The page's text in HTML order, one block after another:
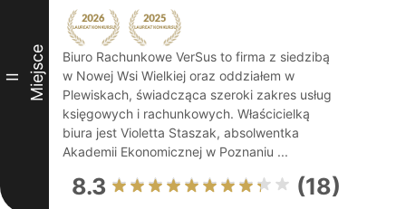
II Miejsce
Biuro Rachunkowe VerSus to firma z siedzibą
w Nowej Wsi Wielkiej oraz oddziałem w
Plewiskach, świadcząca szeroki zakres usług
księgowych i rachunkowych. Właścicielką
biura jest Violetta Staszak, absolwentka
Akademii Ekonomicznej w Poznaniu ...
8.3 (18)